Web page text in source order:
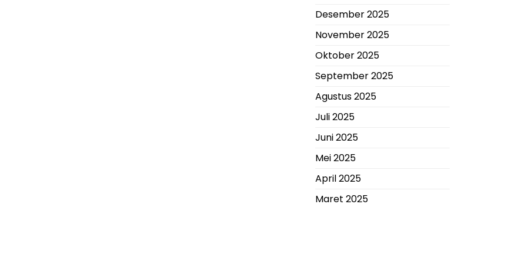
Desember 2025
November 2025
Oktober 2025
September 2025
Agustus 2025
Juli 2025
Juni 2025
Mei 2025
April 2025
Maret 2025